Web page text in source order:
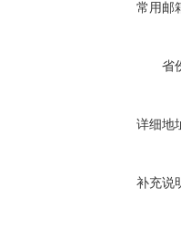
常用邮
省
详细地
补充说